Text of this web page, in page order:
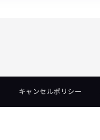
キャンセルポリシー